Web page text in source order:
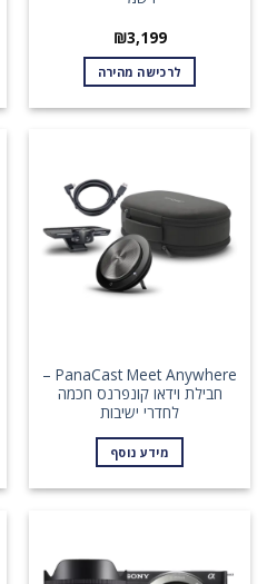
₪3,199
לרכישה מהירה
PanaCast Meet Anywhere –
חבילת וידאו קונפרנס חכמה
לחדרי ישיבות
מידע נוסף